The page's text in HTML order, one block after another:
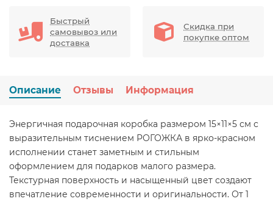
Быстрый
самовывоз или
доставка
Скидка при
покупке оптом
Описание Отзывы Информация
Энергичная подарочная коробка размером 15×11×5 см с
выразительным тиснением РОГОЖКА в ярко-красном
исполнении станет заметным и стильным
оформлением для подарков малого размера.
Текстурная поверхность и насыщенный цвет создают
впечатление современности и оригинальности. От 1